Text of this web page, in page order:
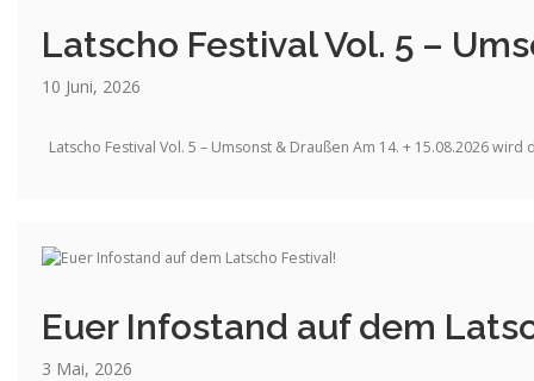
Latscho Festival Vol. 5 –
10 Juni, 2026
Latscho Festival Vol. 5 – Umsonst & Draußen Am 14. + 15.08.2026
Euer Infostand auf dem
3 Mai, 2026